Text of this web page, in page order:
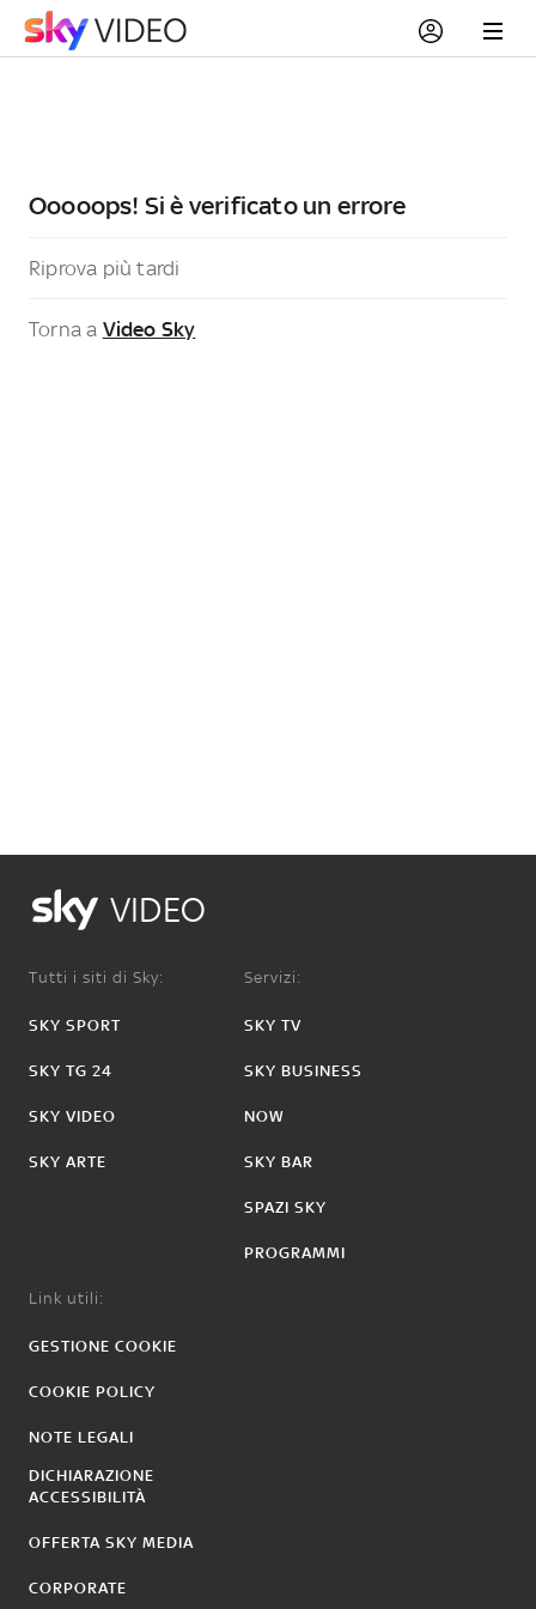
Ooooops! Si è verificato un errore
Riprova più tardi
Torna a Video Sky
VIDEO
Tutti i siti di Sky:
SKY SPORT
SKY TG 24
SKY VIDEO
SKY ARTE
Servizi:
SKY TV
SKY BUSINESS
NOW
SKY BAR
SPAZI SKY
PROGRAMMI
Link utili:
GESTIONE COOKIE
COOKIE POLICY
NOTE LEGALI
DICHIARAZIONE
ACCESSIBILITÀ
OFFERTA SKY MEDIA
CORPORATE